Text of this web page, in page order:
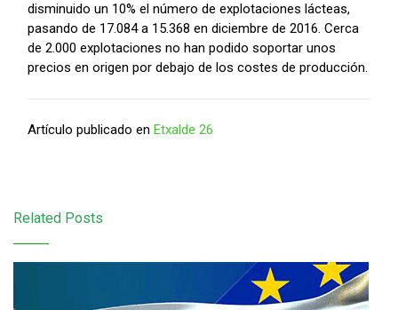
disminuido un 10% el número de explotaciones lácteas,
pasando de 17.084 a 15.368 en diciembre de 2016. Cerca
de 2.000 explotaciones no han podido soportar unos
precios en origen por debajo de los costes de producción.
Artículo publicado en Etxalde 26
Related Posts